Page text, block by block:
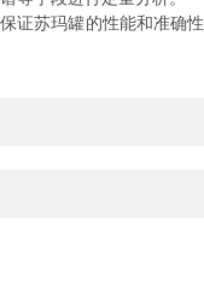
苏玛罐的性能和准确